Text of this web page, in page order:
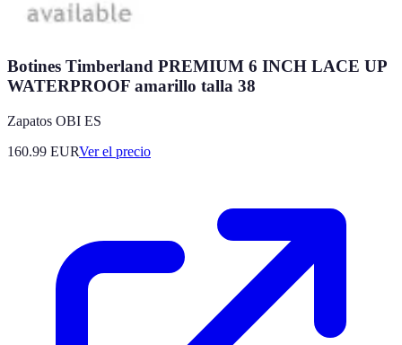
Botines Timberland PREMIUM 6 INCH LACE UP
WATERPROOF amarillo talla 38
Zapatos OBI ES
160.99 EURVer el precio